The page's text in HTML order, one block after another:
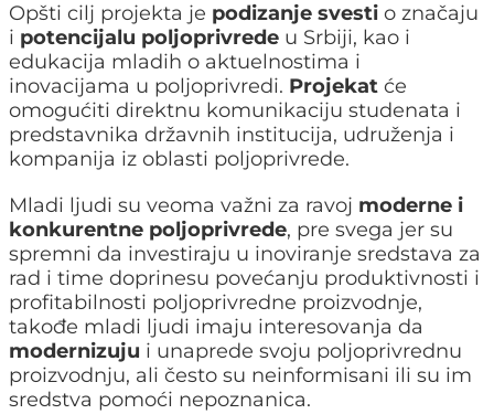
Opšti cilj projekta je podizanje svesti o značaju
i potencijalu poljoprivrede u Srbiji, kao i
edukacija mladih o aktuelnostima i
inovacijama u poljoprivredi. Projekat će
omogućiti direktnu komunikaciju studenata i
predstavnika državnih institucija, udruženja i
kompanija iz oblasti poljoprivrede.
Mladi ljudi su veoma važni za ravoj moderne i
konkurentne poljoprivrede, pre svega jer su
spremni da investiraju u inoviranje sredstava za
rad i time doprinesu povećanju produktivnosti i
profitabilnosti poljoprivredne proizvodnje,
takođe mladi ljudi imaju interesovanja da
modernizuju i unaprede svoju poljoprivrednu
proizvodnju, ali često su neinformisani ili su im
sredstva pomoći nepoznanica.